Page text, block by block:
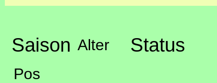
Saison Alter Status
Pos